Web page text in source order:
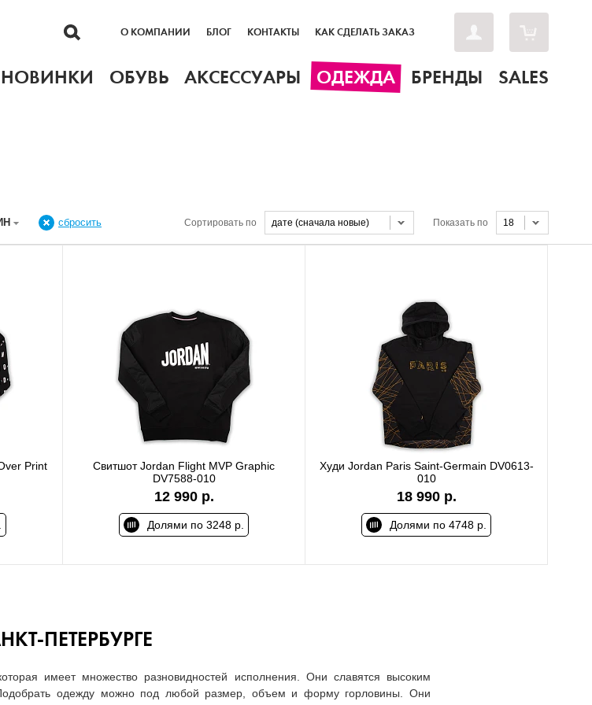
О КОМПАНИИ БЛОГ КОНТАКТЫ КАК СДЕЛАТЬ ЗАКАЗ
НОВИНКИ ОБУВЬ АКСЕССУАРЫ ОДЕЖДА БРЕНДЫ SALES
Показать по 18
Сортировать по дате (сначала новые)
сбросить
Print
Свитшот Jordan Flight MVP Graphic
DV7588-010
12 990 р.
Долями по 3248 р.
Худи Jordan Paris Saint-Germain DV0613-
010
18 990 р.
Долями по 4748 р.
ПЕТЕРБУРГЕ
имеет множество разновидностей исполнения. Они славятся высоким
одежду можно под любой размер, объем и форму горловины. Они